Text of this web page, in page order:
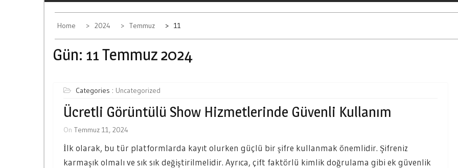
Home 2024 Temmuz 11
Gün: 11 Temmuz 2024
Categories : Uncategorized
Ücretli Görüntülü Show Hizmetlerinde Güvenli Kullanım
On Temmuz 11, 2024
İlk olarak, bu tür platformlarda kayıt olurken güçlü bir şifre kullanmak önemlidir. Şifreniz
karmaşık olmalı ve sık sık değiştirilmelidir. Ayrıca, çift faktörlü kimlik doğrulama gibi ek güvenlik